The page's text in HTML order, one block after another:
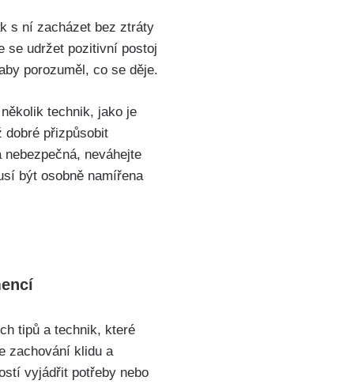
s ní zacházet bez ztráty
se udržet pozitivní postoj
porozuměl, co se děje.
technik, jako je
dobré přizpůsobit
neváhejte
být osobně namířena
tipů a technik, které
zachování klidu a
vyjádřit potřeby nebo